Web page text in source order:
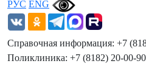
РУС ENG
Справочная информация: +7
Поликлиника: +7 (8182) 20-00-90